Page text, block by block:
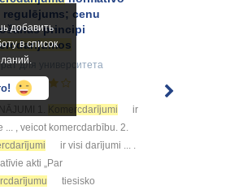
добавить
в список
regulējums; cenu
principi
для университета
1. Komercdarījumi
ir
... , veicot komercdarbību. 2.
ir visi darījumi ... .
akti „Par
tiesisko